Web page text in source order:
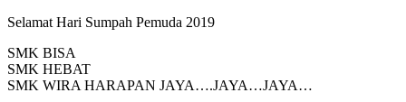
Selamat Hari Sumpah Pemuda 2019
SMK BISA
SMK HEBAT
SMK WIRA HARAPAN JAYA….JAYA…JAYA…